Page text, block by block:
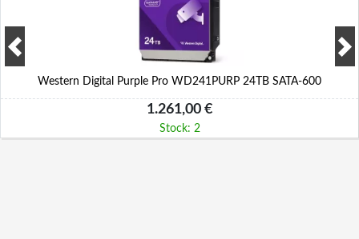
Western Digital Purple Pro WD241PURP 24TB SATA-600
1.261,00 €
Stock: 2